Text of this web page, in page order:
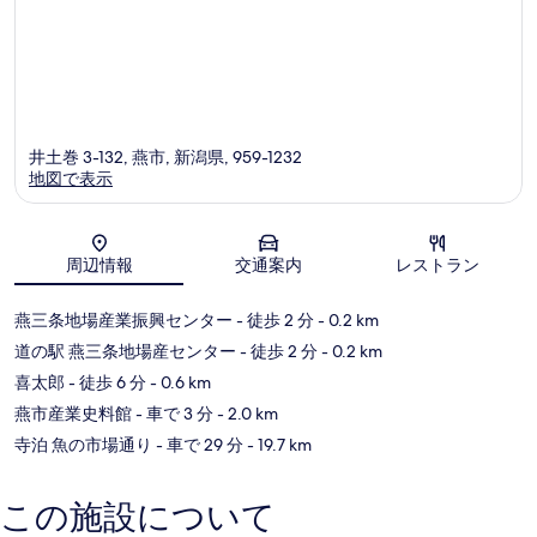
地図
井土巻 3-132, 燕市, 新潟県, 959-1232
地図で表示
周辺情報 交通案内 レストラン
燕三条地場産業振興センター - 徒歩 2 分- 0.2 km
道の駅 燕三条地場産センター - 徒歩 2 分- 0.2 km
喜太郎 - 徒歩 6 分- 0.6 km
燕市産業史料館- 車で 3 分- 2.0 km
寺泊 魚の市場通り - 車で 29 分- 19.7 km
この施設について